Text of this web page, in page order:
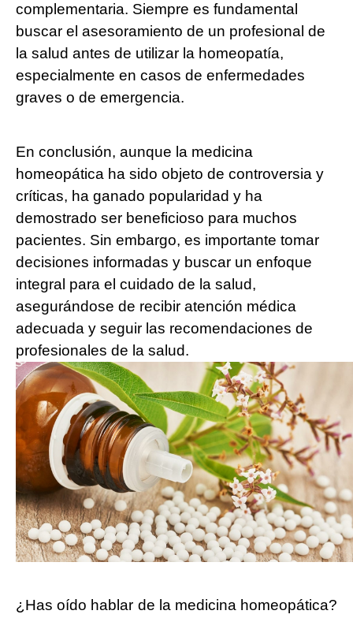
complementaria. Siempre es fundamental
buscar el asesoramiento de un profesional de
la salud antes de utilizar la homeopatía,
especialmente en casos de enfermedades
graves o de emergencia.
En conclusión, aunque la medicina
homeopática ha sido objeto de controversia y
críticas, ha ganado popularidad y ha
demostrado ser beneficioso para muchos
pacientes. Sin embargo, es importante tomar
decisiones informadas y buscar un enfoque
integral para el cuidado de la salud,
asegurándose de recibir atención médica
adecuada y seguir las recomendaciones de
profesionales de la salud.
¿Has oído hablar de la medicina homeopática?